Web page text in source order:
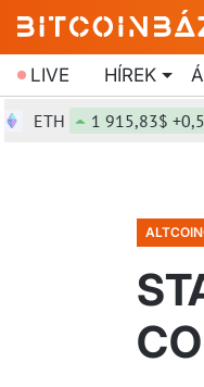
LIVE HÍREK
1 915,83$ +0,58%